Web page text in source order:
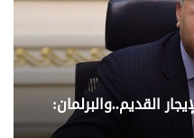
القديم..والبرلمان:
من